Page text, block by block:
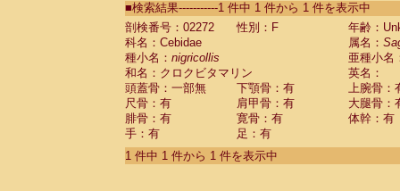
CebidaeSaguinus labiatus(0)
Cebidae Saguinus leucopus (0)
Cebidae
CebidaeSaguinus mystax
CebidaeSaguinus nigricollis (1)
Cebidae Saguinus oedipus
Cebidae Saguinus weddelli
Cebidae Saguinusspp.
Cebidae Aotus trivirgatus
Cebidae Cebus albifrons
■検索結果-----------1 件中 1 件から 1 件を表示中
剖検番号：02272
性別：F
年齢：
科名：Cebidae
属名：
種小名： nigricollis
亜種小名
和名：クロクビタマリン
英名：
頭蓋骨：一部無
下顎骨：有
上腕骨：
尺骨：有
肩甲骨：有
大腿骨：
腓骨：有
寛骨：有
体幹：有
手：有
足：有
1 件中 1 件から 1 件を表示中